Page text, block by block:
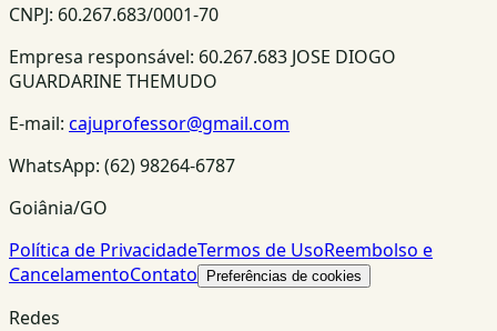
CNPJ: 60.267.683/0001-70
Empresa responsável: 60.267.683 JOSE DIOGO
GUARDARINE THEMUDO
E-mail: cajuprofessor@gmail.com
WhatsApp: (62) 98264-6787
Goiânia/GO
Política de PrivacidadeTermos de UsoReembolso e
CancelamentoContato Preferências de cookies
Redes